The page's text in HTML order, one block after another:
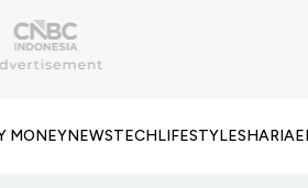
MONEYNEWSTECHLIFESTYLESHARIA